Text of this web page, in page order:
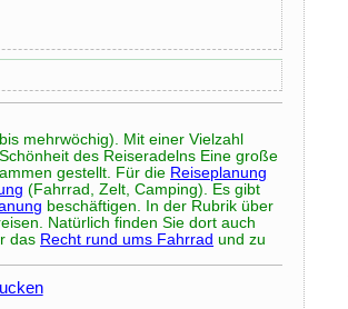
mehrwöchig). Mit einer Vielzahl
des Reiseradelns Eine große
gestellt. Für die Reiseplanung
(Fahrrad, Zelt, Camping). Es gibt
beschäftigen. In der Rubrik über
Natürlich finden Sie dort auch
das Recht rund ums Fahrrad und zu